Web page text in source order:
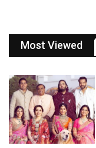
Most Viewed